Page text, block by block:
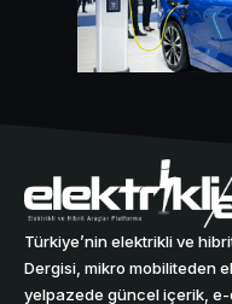
Türkiye’nin elektrikli ve
Dergisi, mikro mobiliteden
yelpazede güncel içerik,